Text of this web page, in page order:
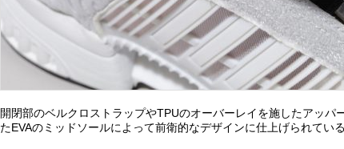
開閉部のベルクロストラップやTPUのオーバーレイを施したアッパ
たEVAのミッドソールによって前衛的なデザインに仕上げられている